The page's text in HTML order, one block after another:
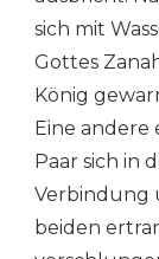
sich mit
Gottes
König
Eine andere
Paar sich in
Verbindung
beiden